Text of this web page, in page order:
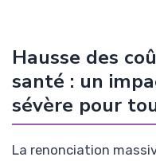
Hausse des
santé : un
sévère pour
La renonciation